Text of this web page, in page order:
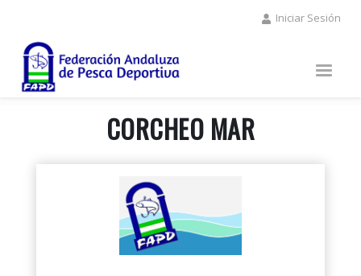
contenido
principal
Iniciar Sesión
CORCHEO MAR